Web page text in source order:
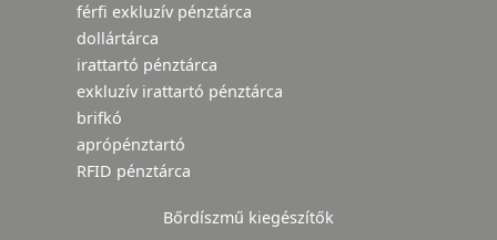
férfi exkluzív pénztárca
dollártárca
irattartó pénztárca
exkluzív irattartó pénztárca
brifkó
aprópénztartó
RFID pénztárca
Bőrdíszmű kiegészítők